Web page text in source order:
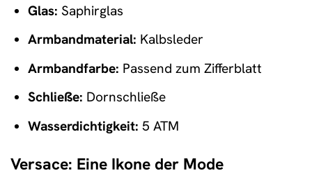
Glas: Saphirglas
Armbandmaterial: Kalbsleder
Armbandfarbe: Passend zum Zifferblatt
Schließe: Dornschließe
Wasserdichtigkeit: 5 ATM
Versace: Eine Ikone der Mode